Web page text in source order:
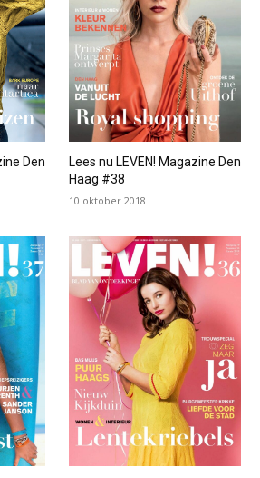
Den
Lees nu LEVEN! Magazine Den
Haag #38
10 oktober 2018